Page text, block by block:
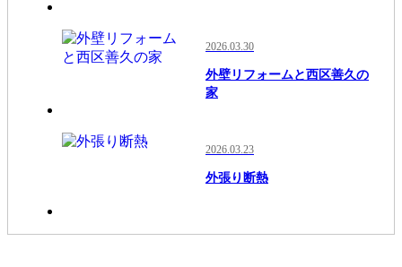
2026.03.30
外壁リフォームと西区善久の
家
2026.03.23
外張り断熱